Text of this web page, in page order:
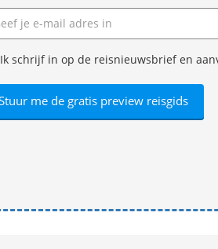
Ik schrijf in op de reisnieuwsbrief en